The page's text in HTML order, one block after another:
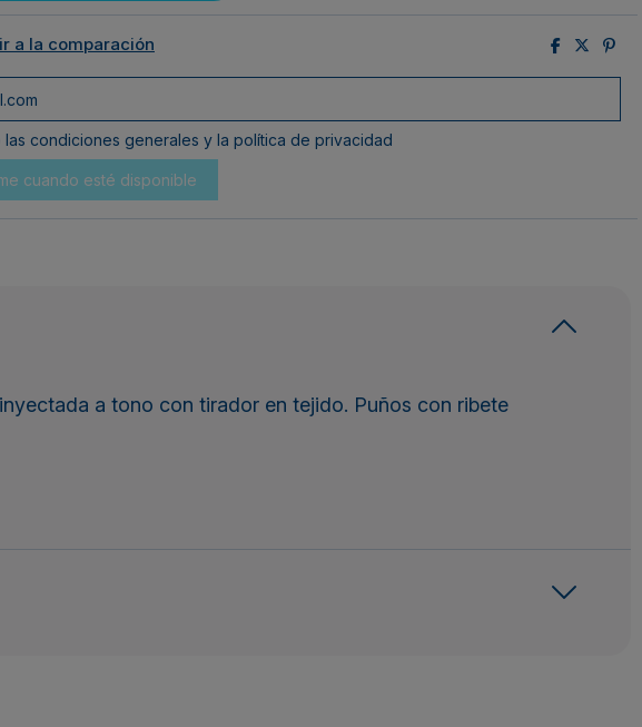
a la comparación
las condiciones generales y la política de privacidad
a tono con tirador en tejido. Puños con ribete